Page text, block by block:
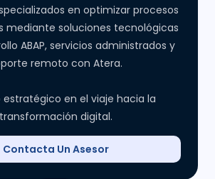
en optimizar procesos
mediante soluciones tecnológicas
ABAP, servicios administrados y
remoto con Atera.
estratégico en el viaje hacia la
transformación digital.
Contacta Un Asesor